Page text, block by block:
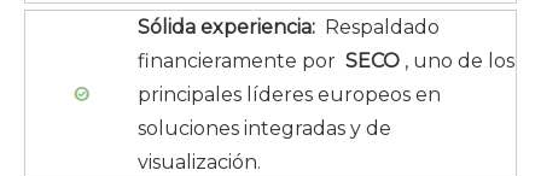
Sólida experiencia: Respaldado
financieramente por SECO , uno de los
principales líderes europeos en
soluciones integradas y de
visualización.